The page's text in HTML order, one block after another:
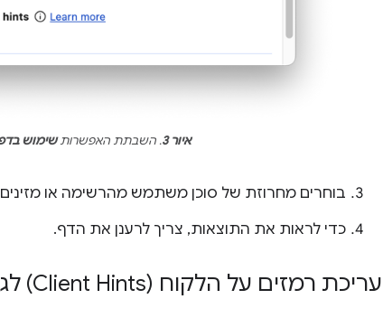
איור 3 . השבתת האפשרותשימוש
בוחרים מחרוזת של סוכן משתמש מהרשימה או
כדי לראות את התוצאות, צריך לרענן את הדף.
עריכת רמזים על הלקוח (Client Hints) לגבי הסוכן המשתמש